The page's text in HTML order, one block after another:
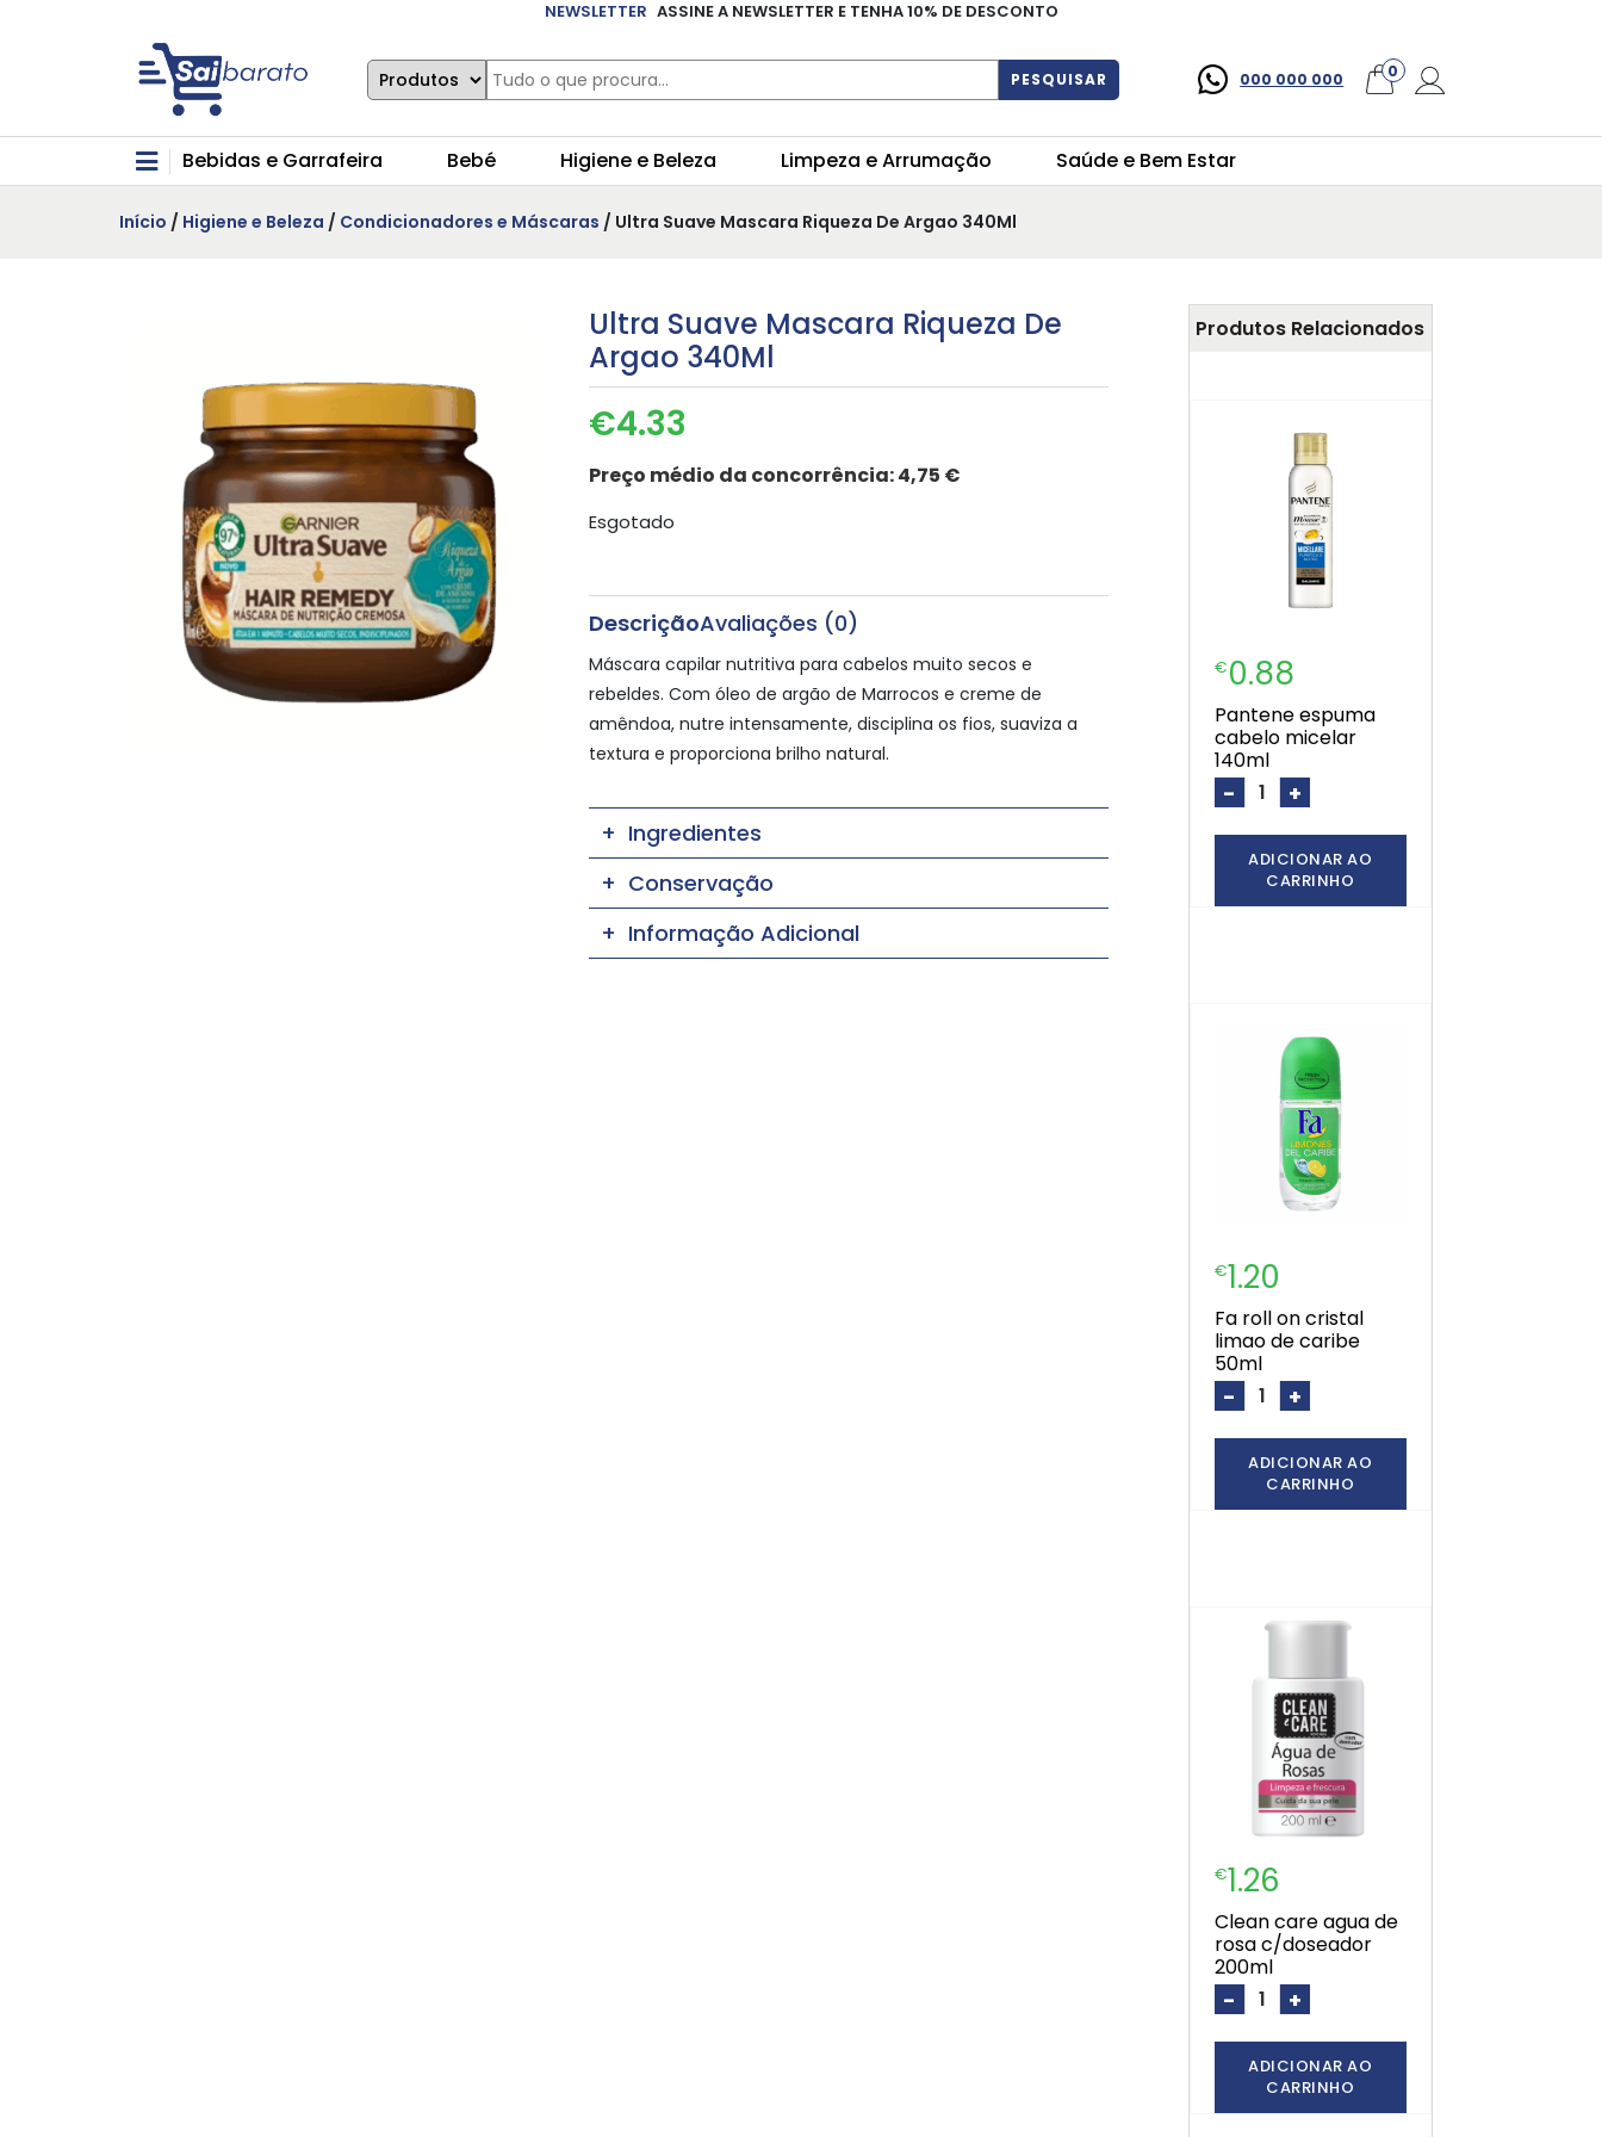
NEWSLETTER ASSINE A NEWSLETTER E TENHA 10% DE DESCONTO
PESQUISAR 000 000 000 0
Bebidas e Garrafeira Bebé Higiene e Beleza Limpeza e Arrumação Saúde e Bem Estar
Início / Higiene e Beleza / Condicionadores e Máscaras / Ultra Suave Mascara Riqueza De Argao 340Ml
Ultra Suave Mascara Riqueza De
Argao 340Ml
€4.33
Preço médio da concorrência:4,75 €
Esgotado
DescriçãoAvaliações (0)
Máscara capilar nutritiva para cabelos muito secos e
rebeldes. Com óleo de argão de Marrocos e creme de
amêndoa, nutre intensamente, disciplina os fios, suaviza a
textura e proporciona brilho natural.
Ingredientes
Conservação
Informação Adicional
Produtos Relacionados
€0.88
pantene espuma
cabelo micelar
140ml
- +
ADICIONAR AO
CARRINHO
€1.20
fa roll on cristal
limao de caribe
50ml
- +
ADICIONAR AO
CARRINHO
€1.26
clean care agua de
rosa c/doseador
200ml
- +
ADICIONAR AO
CARRINHO